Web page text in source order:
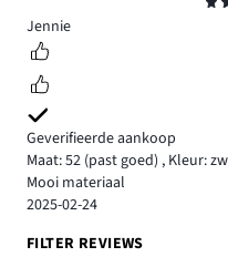
4
Jennie
Geverifieerde aankoop
Maat: 52 (past goed) , Kleur:
Mooi materiaal
2025-02-24
FILTER REVIEWS